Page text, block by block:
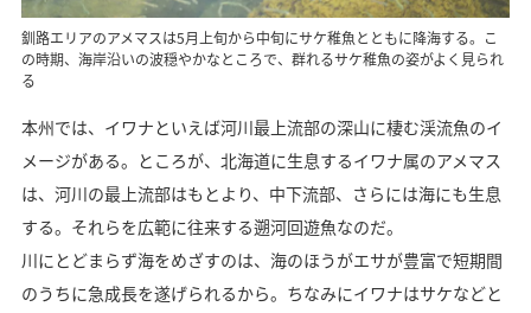
釧路エリアのアメマスは5月上旬から中旬にサケ稚魚とともに降海する。こ
の時期、海岸沿いの波穏やかなところで、群れるサケ稚魚の姿がよく見られ
る
本州では、イワナといえば河川最上流部の深山に棲む渓流魚のイ
メージがある。ところが、北海道に生息するイワナ属のアメマス
は、河川の最上流部はもとより、中下流部、さらには海にも生息
する。それらを広範に往来する遡河回遊魚なのだ。
川にとどまらず海をめざすのは、海のほうがエサが豊富で短期間
のうちに急成長を遂げられるから。ちなみにイワナはサケなどと